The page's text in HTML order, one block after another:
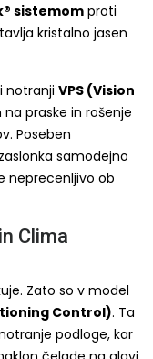
sistemomproti
kristalno jasen
notranji VPS (Vision
na praske in rošenje
Poseben
samodejno
neprecenljivo ob
Clima
Zato so v model
Control). Ta
podloge, kar